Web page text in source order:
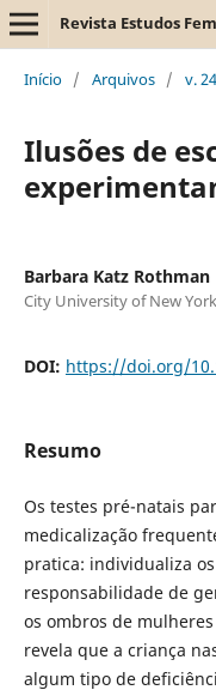
Revista Estudos
Início / Arquivos / v.
Ilusões de
Barbara Katz Rothman
City University of New York
DOI: https://doi.org/
Resumo
Os testes pré-natais
medicalização
pratica: individualiza
responsabilidade de
os ombros de
revela que a criança
algum tipo de